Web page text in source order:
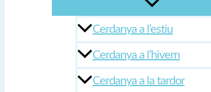
Cerdanya a l’estiu
Cerdanya a l’hivern
Cerdanya a la tardor